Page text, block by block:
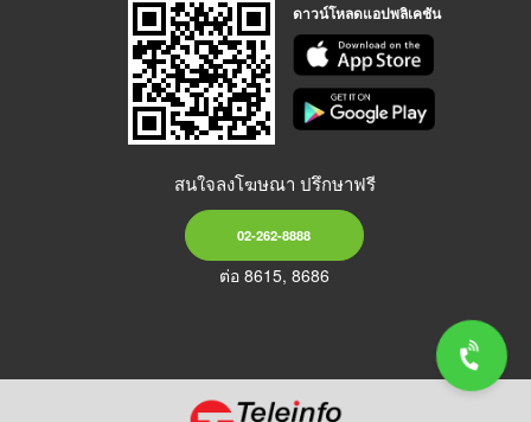
ดาวน์โหลดแอปพลิเคชัน
สนใจลงโฆษณา ปรึกษาฟรี
02-262-8888
ต่อ 8615, 8686